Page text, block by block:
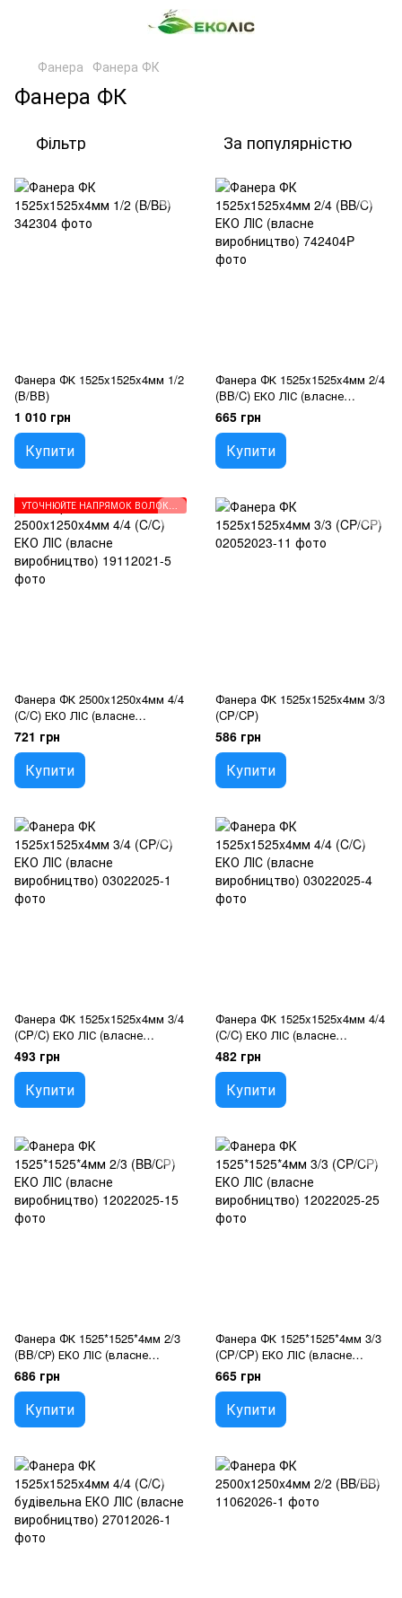
Фанера Фанера ФК
Фанера ФК
Фільтр За популярністю
Фанера ФК 1525x1525x4мм 1/2
(B/BB)
1 010 грн
Купити
Фанера ФК 1525x1525x4мм 2/4
(BB/C) ЕКО ЛІС (власне
виробництво)
665 грн
Купити
УТОЧНЮЙТЕ НАПРЯМОК ВОЛОКОН ПЕРЕД ЗАМОВЛЕННЯМ
Фанера ФК 2500x1250x4мм 4/4
(C/C) ЕКО ЛІС (власне
виробництво)
721 грн
Купити
Фанера ФК 1525x1525x4мм 3/3
(CP/CP)
586 грн
Купити
Фанера ФК 1525x1525x4мм 3/4
(CP/C) ЕКО ЛІС (власне
виробництво)
493 грн
Купити
Фанера ФК 1525x1525x4мм 4/4
(C/C) ЕКО ЛІС (власне
виробництво)
482 грн
Купити
Фанера ФК 1525*1525*4мм 2/3
(BB/СР) ЕКО ЛІС (власне
виробництво)
686 грн
Купити
Фанера ФК 1525*1525*4мм 3/3
(CP/CP) ЕКО ЛІС (власне
виробництво)
665 грн
Купити